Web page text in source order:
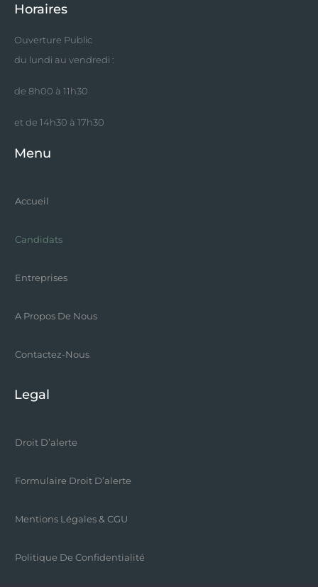
Horaires
Ouverture Public
du lundi au vendredi :
de 8h00 à 11h30
et de 14h30 à 17h30
Menu
Accueil
Candidats
Entreprises
A Propos De Nous
Contactez-Nous
Legal
Droit D’alerte
Formulaire Droit D’alerte
Mentions Légales & CGU
Politique De Confidentialité